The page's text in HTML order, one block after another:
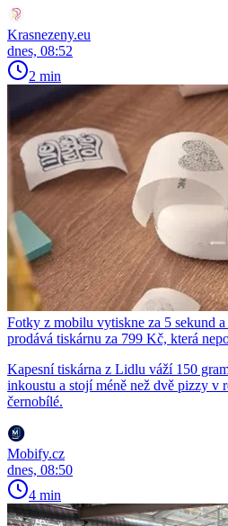
Krasnezeny.eu
dnes, 08:52
2 min
Fotky z mobilu vytiskne za 5 sekund
prodává tiskárnu za 799 Kč, která
Kapesní tiskárna z Lidlu váží 150
inkoustu a stojí méně než dvě pizzy v
černobílé.
Mobify.cz
dnes, 08:50
4 min